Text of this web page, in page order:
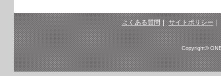
よくある質問｜サイトポリシー
Copyright©